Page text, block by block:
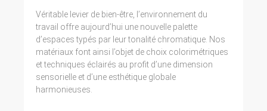
Véritable levier de bien-être, l’environnement du
travail offre aujourd’hui une nouvelle palette
d’espaces typés par leur tonalité chromatique. Nos
matériaux font ainsi l’objet de choix colorimétriques
et techniques éclairés au profit d’une dimension
sensorielle et d’une esthétique globale
harmonieuses.